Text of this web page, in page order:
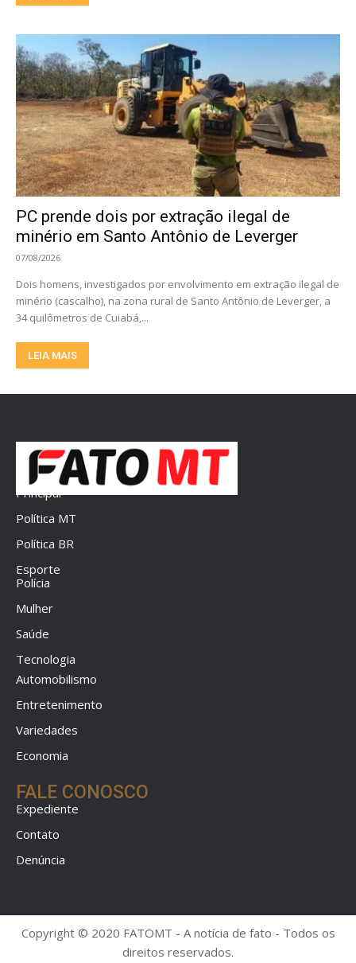
PC prende dois por extração ilegal de
minério em Santo Antônio de Leverger
07/08/2026
Dois homens, investigados por envolvimento em extração ilegal de
minério (cascalho), na zona rural de Santo Antônio de Leverger, a
34 quilômetros de Cuiabá,...
LEIA MAIS
Principal
Política MT
Política BR
Esporte
Polícia
Mulher
Saúde
Tecnologia
Automobilismo
Entretenimento
Variedades
Economia
FALE CONOSCO
Expediente
Contato
Denúncia
Copyright © 2020 FATOMT - A notícia de fato - Todos os
direitos reservados.